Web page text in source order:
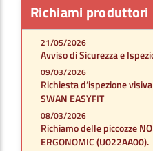
Richiami produttori
21/05/2026
Avviso di Sicurezza e
09/03/2026
Richiesta d’ispezione
SWAN EASYFIT
08/03/2026
Richiamo delle piccozze
ERGONOMIC (U022AA00).